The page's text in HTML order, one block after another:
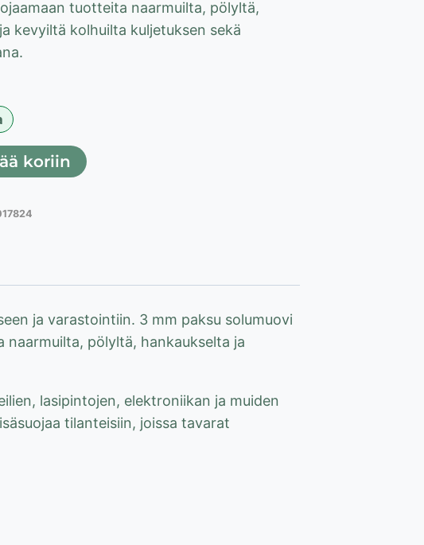
tuotteita naarmuilta, pölyltä,
kevyiltä kolhuilta kuljetuksen sekä
koriin
ja varastointiin. 3 mm paksu solumuovi
pölyltä, hankaukselta ja
lasipintojen, elektroniikan ja muiden
tilanteisiin, joissa tavarat